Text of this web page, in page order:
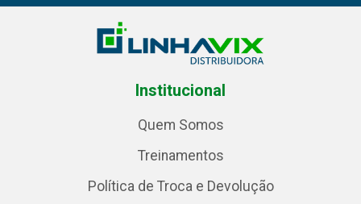
Institucional
Quem Somos
Treinamentos
Política de Troca e Devolução